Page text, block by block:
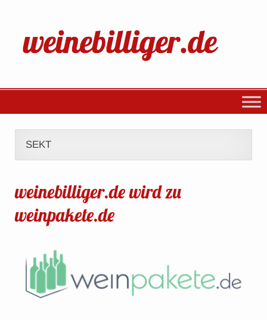
SEKT
weinebilliger.de wird zu
weinpakete.de